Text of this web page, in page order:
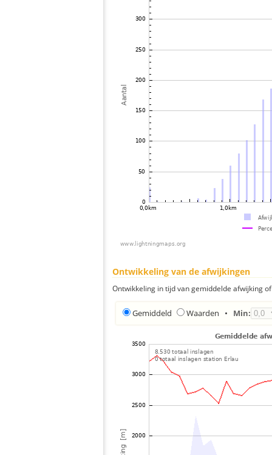
Ontwikkeling van de afwijkingen
Ontwikkeling in tijd van gemiddelde afwijking
Gemiddeld Waarden • Min: